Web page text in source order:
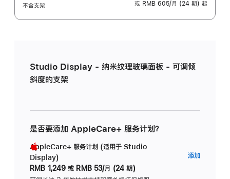
不含支架
或 RMB 605/月 (24 期) 起
Studio Display - 纳米纹理玻璃面板 - 可调倾
斜度的支架
是否要添加 AppleCare+ 服务计划？
AppleCare+ 服务计划 (适用于 Studio
Display)
RMB 1,249 或 RMB 53/月 (24 期)
添加